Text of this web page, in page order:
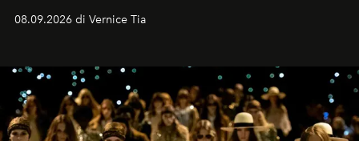
08.09.2026 di Vernice Tia